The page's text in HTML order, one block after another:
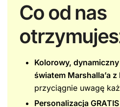
Co od nas
Kolorowy,
światem Marshalla’a
przyciągnie uwagę
Personalizacja GRATIS